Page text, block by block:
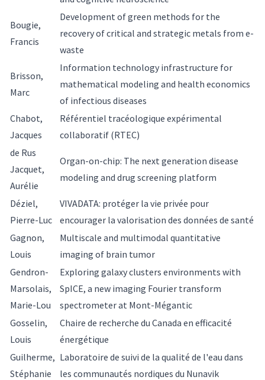
Bougie,
Francis
Development of green methods for the
recovery of critical and strategic metals from e-
waste
Brisson,
Marc
Information technology infrastructure for
mathematical modeling and health economics
of infectious diseases
Chabot,
Jacques
Référentiel tracéologique expérimental
collaboratif (RTEC)
de Rus
Jacquet,
Aurélie
Organ-on-chip: The next generation disease
modeling and drug screening platform
Déziel,
Pierre-Luc
VIVADATA: protéger la vie privée pour
encourager la valorisation des données de santé
Gagnon,
Louis
Multiscale and multimodal quantitative
imaging of brain tumor
Gendron-
Marsolais,
Marie-Lou
Exploring galaxy clusters environments with
SpICE, a new imaging Fourier transform
spectrometer at Mont-Mégantic
Gosselin,
Louis
Chaire de recherche du Canada en efficacité
énergétique
Guilherme,
Stéphanie
Laboratoire de suivi de la qualité de l'eau dans
les communautés nordiques du Nunavik